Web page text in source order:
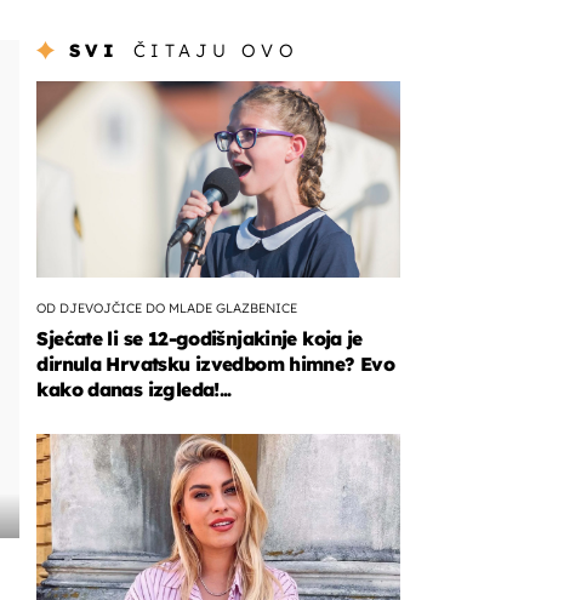
SVI ČITAJU OVO
OD DJEVOJČICE DO MLADE GLAZBENICE
Sjećate li se 12-godišnjakinje koja je
dirnula Hrvatsku izvedbom himne? Evo
kako danas izgleda!...